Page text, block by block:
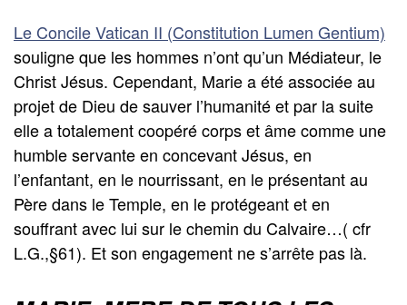
Le Concile Vatican II (Constitution Lumen Gentium)
souligne que les hommes n’ont qu’un Médiateur, le
Christ Jésus. Cependant, Marie a été associée au
projet de Dieu de sauver l’humanité et par la suite
elle a totalement coopéré corps et âme comme une
humble servante en concevant Jésus, en
l’enfantant, en le nourrissant, en le présentant au
Père dans le Temple, en le protégeant et en
souffrant avec lui sur le chemin du Calvaire…( cfr
L.G.,§61). Et son engagement ne s’arrête pas là.